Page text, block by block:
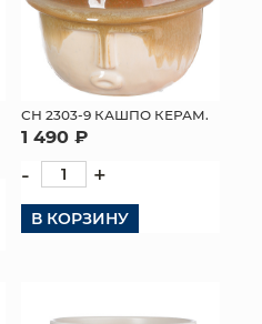
СН 2303-9 КАШПО КЕРАМ.
1 490 ₽
- +
В КОРЗИНУ